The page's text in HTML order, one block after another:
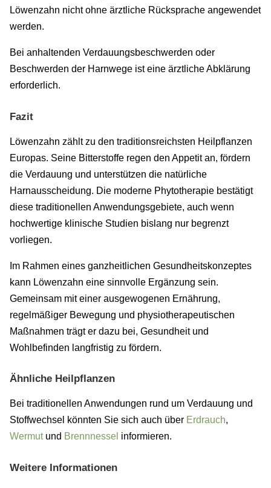
Löwenzahn nicht ohne ärztliche Rücksprache angewendet
werden.
Bei anhaltenden Verdauungsbeschwerden oder
Beschwerden der Harnwege ist eine ärztliche Abklärung
erforderlich.
Fazit
Löwenzahn zählt zu den traditionsreichsten Heilpflanzen
Europas. Seine Bitterstoffe regen den Appetit an, fördern
die Verdauung und unterstützen die natürliche
Harnausscheidung. Die moderne Phytotherapie bestätigt
diese traditionellen Anwendungsgebiete, auch wenn
hochwertige klinische Studien bislang nur begrenzt
vorliegen.
Im Rahmen eines ganzheitlichen Gesundheitskonzeptes
kann Löwenzahn eine sinnvolle Ergänzung sein.
Gemeinsam mit einer ausgewogenen Ernährung,
regelmäßiger Bewegung und physiotherapeutischen
Maßnahmen trägt er dazu bei, Gesundheit und
Wohlbefinden langfristig zu fördern.
Ähnliche Heilpflanzen
Bei traditionellen Anwendungen rund um Verdauung und
Stoffwechsel könnten Sie sich auch über Erdrauch,
Wermutund Brennnessel informieren.
Weitere Informationen